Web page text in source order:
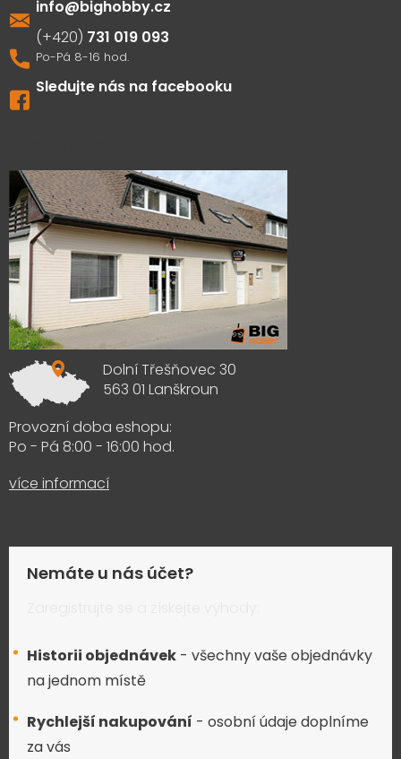
info@bighobby.cz
731 019 093
Sledujte nás na facebooku
Dolní Třešňovec 30
563 01 Lanškroun
Provozní doba eshopu:
Po - Pá 8:00 - 16:00 hod.
více informací
Nemáte u nás účet?
Historii objednávek - všechny vaše objednávky
na jednom místě
Rychlejší nakupování - osobní údaje doplníme
za vás